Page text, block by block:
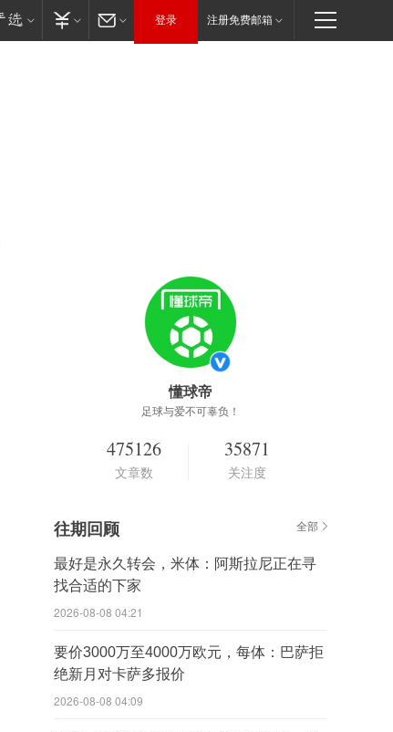
登录 注册免费邮箱
懂球帝
足球与爱不可辜负！
475126
文章数
35871
关注度
往期回顾 全部
最好是永久转会，米体：阿斯拉尼正在寻
找合适的下家
2026-08-08 04:21
要价3000万至4000万欧元，每体：巴萨拒
绝新月对卡萨多报价
2026-08-08 04:09